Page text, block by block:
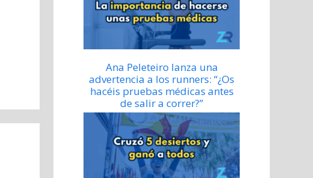
Ana Peleteiro lanza una
advertencia a los runners: “¿Os
hacéis pruebas médicas antes
de salir a correr?”